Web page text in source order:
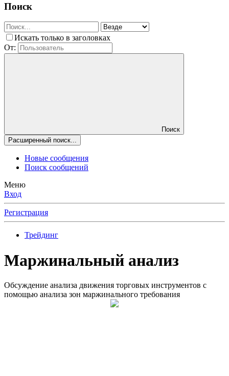
Поиск
Искать только в заголовках
От:
Поиск
Расширенный поиск...
Новые сообщения
Поиск сообщений
Меню
Вход
Регистрация
Трейдинг
Маржинальный анализ
Обсуждение анализа движения торговых инструментов с
помощью анализа зон маржинального требования